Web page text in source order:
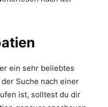
ein sehr beliebtes
Suche nach einer
ist, solltest du dir